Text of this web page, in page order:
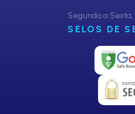
Segunda a Sexta,
SELOS DE